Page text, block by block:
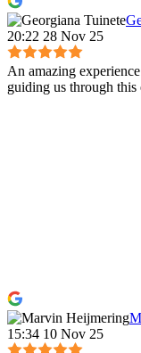
20:22 28 Nov 25
An amazing
guiding us through this
15:34 10 Nov 25